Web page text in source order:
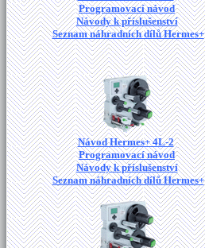
Programovací návod
Návody k příslušenství
Seznam náhradních dílů Hermes+
Návod Hermes+ 4L-2
Programovací návod
Návody k příslušenství
Seznam náhradních dílů Hermes+